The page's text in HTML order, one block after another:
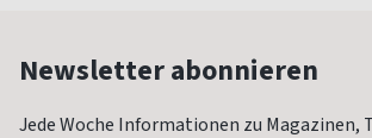
Newsletter abonnieren
Jede Woche Informationen zu Magazinen,